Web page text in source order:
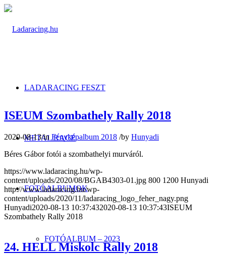
LADARACING FESZT
METAL RACE
FOTÓALBUMOK
FOTÓALBUM – 2023
ISEUM Szombathely Rally 2018
2020-08-13/in Fényképalbum 2018 /by Hunyadi
Béres Gábor fotói a szombathelyi murváról.
https://www.ladaracing.hu/wp-
content/uploads/2020/08/BGAB4303-01.jpg 800 1200 Hunyadi
http://www.ladaracing.hu/wp-
content/uploads/2020/11/ladaracing_logo_feher_nagy.png
Hunyadi2020-08-13 10:37:432020-08-13 10:37:43ISEUM
Szombathely Rally 2018
24. HELL Miskolc Rally 2018